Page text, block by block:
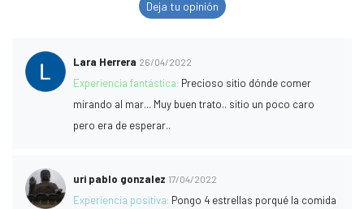
Deja tu opinión
Lara Herrera 26/04/2022
Experiencia fantástica: Precioso sitio dónde comer
mirando al mar... Muy buen trato.. sitio un poco caro
pero era de esperar..
uri pablo gonzalez 17/04/2022
Experiencia positiva: Pongo 4 estrellas porqué la comida